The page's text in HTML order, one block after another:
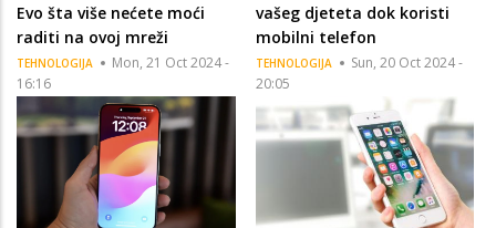
Evo šta više nećete moći
raditi na ovoj mreži
TEHNOLOGIJA
Mon, 21 Oct 2024 -
16:16
vašeg djeteta dok koristi
mobilni telefon
TEHNOLOGIJA
Sun, 20 Oct 2024 -
20:05